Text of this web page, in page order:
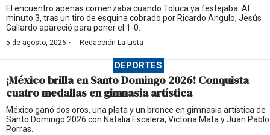
El encuentro apenas comenzaba cuando Toluca ya festejaba. Al
minuto 3, tras un tiro de esquina cobrado por Ricardo Angulo, Jesús
Gallardo apareció para poner el 1-0.
5 de agosto, 2026 · Redacción La-Lista
DEPORTES
¡México brilla en Santo Domingo 2026! Conquista
cuatro medallas en gimnasia artística
México ganó dos oros, una plata y un bronce en gimnasia artística de
Santo Domingo 2026 con Natalia Escalera, Victoria Mata y Juan Pablo
Porras.